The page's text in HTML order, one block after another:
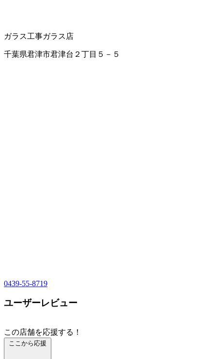
ガラス工事ガラス店
千葉県君津市君津台２丁目５－５
0439-55-8719
ユーザーレビュー
この店舗を応援する！
ここから応援